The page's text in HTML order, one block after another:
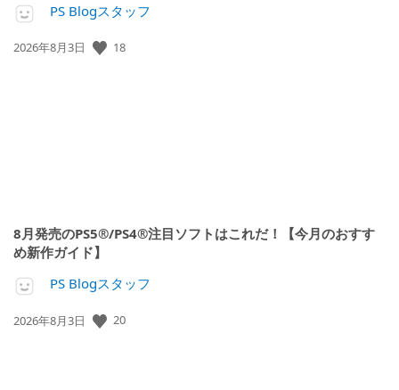
PS Blogスタッフ
公
2026年8月3日 18
8月発売のPS5®/PS4®注目ソフトはこれだ！【今月のおすす
め新作ガイド】
PS Blogスタッフ
公
2026年8月3日 20